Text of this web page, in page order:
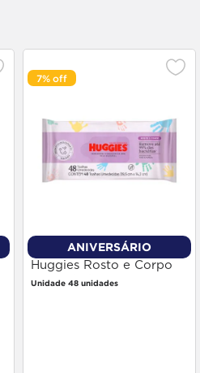
7%
ANIVERSÁRIO
Toalha Umedecida
Huggies Rosto e Corpo
48 unidades
Unidade 48 unidades